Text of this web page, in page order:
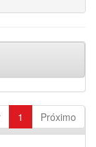
1 Próximo